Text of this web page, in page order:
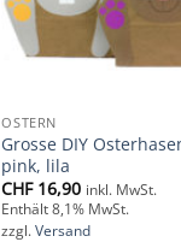
OSTERN
Grosse DIY
pink, lila
CHF16,90 inkl. MwSt.
Enthält 8,1% MwSt.
zzgl.Versand